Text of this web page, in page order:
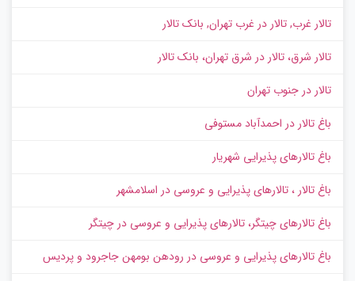
تالار غرب, تالار در غرب تهران, بانک تالار
تالار شرق، تالار در شرق تهران، بانک تالار
تالار در جنوب تهران
باغ تالار در احمدآباد مستوفی
باغ تالارهای پذیرایی شهریار
باغ تالار ، تالارهای پذیرایی و عروسی در اسلامشهر
باغ تالارهای چیتگر، تالارهای پذیرایی و عروسی در چیتگر
باغ تالارهای پذیرایی و عروسی در رودهن بومهن جاجرود و پردیس